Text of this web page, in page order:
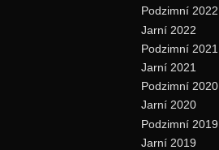
Podzimní 2022
Jarní 2022
Podzimní 2021
Jarní 2021
Podzimní 2020
Jarní 2020
Podzimní 2019
Jarní 2019